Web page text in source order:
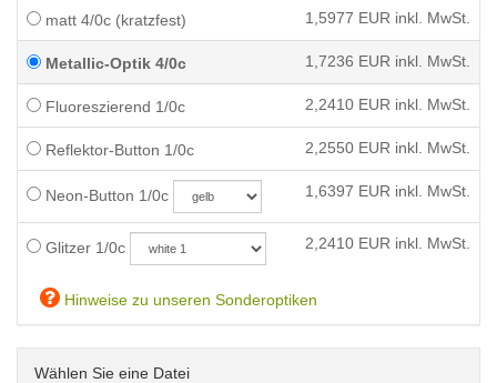
matt 4/0c (kratzfest) 1,5977 EUR inkl. MwSt.
Metallic-Optik 4/0c 1,7236 EUR inkl. MwSt.
Fluoreszierend 1/0c 2,2410 EUR inkl. MwSt.
Reflektor-Button 1/0c 2,2550 EUR inkl. MwSt.
Neon-Button 1/0c 1,6397 EUR inkl. MwSt.
Glitzer 1/0c 2,2410 EUR inkl. MwSt.
Hinweise zu unseren Sonderoptiken
Wählen Sie eine Datei